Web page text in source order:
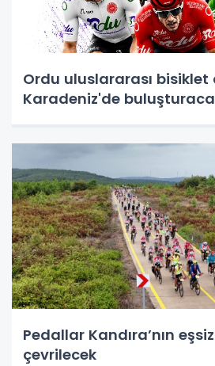
Ordu uluslararası bisiklet
Karadeniz'de
Pedallar Kandıra’nın
çevrilecek